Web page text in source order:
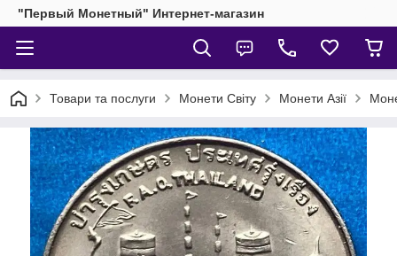
"Первый Монетный" Интернет-магазин
Товари та послуги Монети Світу Монети Азії